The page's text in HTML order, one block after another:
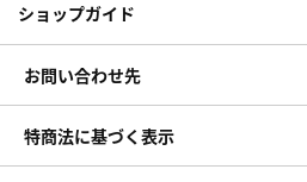
ショップガイド
お問い合わせ先
特商法に基づく表示